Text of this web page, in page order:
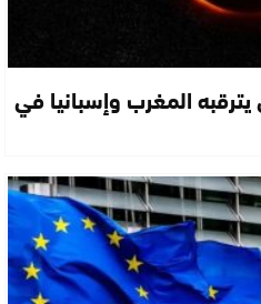
المغرب وإسبانيا في